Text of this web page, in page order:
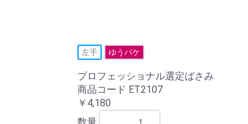
左手 ゆうパケ
プロフェッショナル選定ばさみ
商品コード ET2107
￥4,180